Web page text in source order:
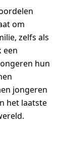
om
zelfs als
een
hun
jongeren
het laatste